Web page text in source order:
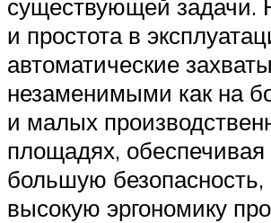
существующей задачи.
и простота в
автоматические захваты
незаменимыми как на
и малых
площадях,
большую безопасность,
высокую эргономику